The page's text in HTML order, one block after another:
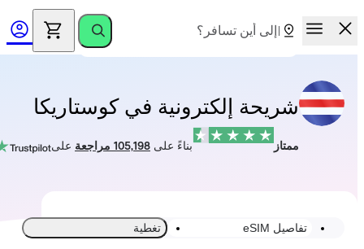
شريحة إلكترونية في كوستاريكا
بناءً على105,198 مراجعة على
تفاصيل eSIM تغطية